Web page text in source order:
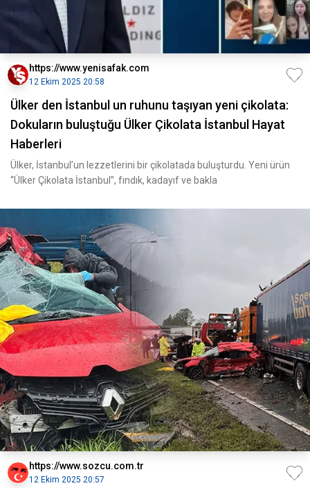
https://www.yenisafak.com
12 Ekim 2025 20:58
Ülker den İstanbul un ruhunu taşıyan yeni çikolata:
Dokuların buluştuğu Ülker Çikolata İstanbul Hayat
Haberleri
Ülker, İstanbul’un lezzetlerini bir çikolatada buluşturdu. Yeni ürün
“Ülker Çikolata İstanbul”, fındık, kadayıf ve bakla
https://www.sozcu.com.tr
12 Ekim 2025 20:57